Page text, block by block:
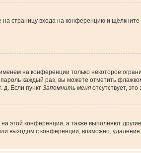
на страницу входа на конференцию и щёлкните
на конференции только некоторое
каждый раз, вы можете отметить
д. Если пункт Запомнить меня отсутствует,
этой конференции, а также выполняют
выходом с конференции, возможно,